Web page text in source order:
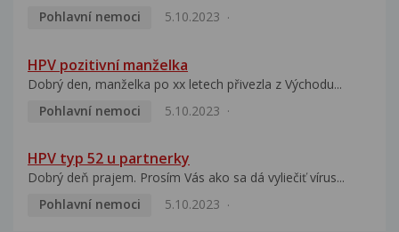
Pohlavní nemoci
5.10.2023
HPV pozitivní manželka
Dobrý den, manželka po xx letech přivezla z Východu...
Pohlavní nemoci
5.10.2023
HPV typ 52 u partnerky
Dobrý deň prajem. Prosím Vás ako sa dá vyliečiť vírus...
Pohlavní nemoci
5.10.2023